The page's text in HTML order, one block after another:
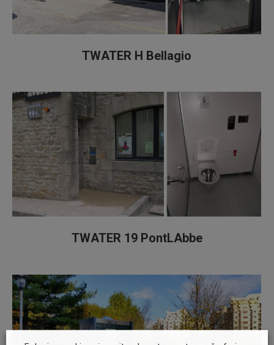
TWATER H Bellagio
TWATER 19 PontLAbbe